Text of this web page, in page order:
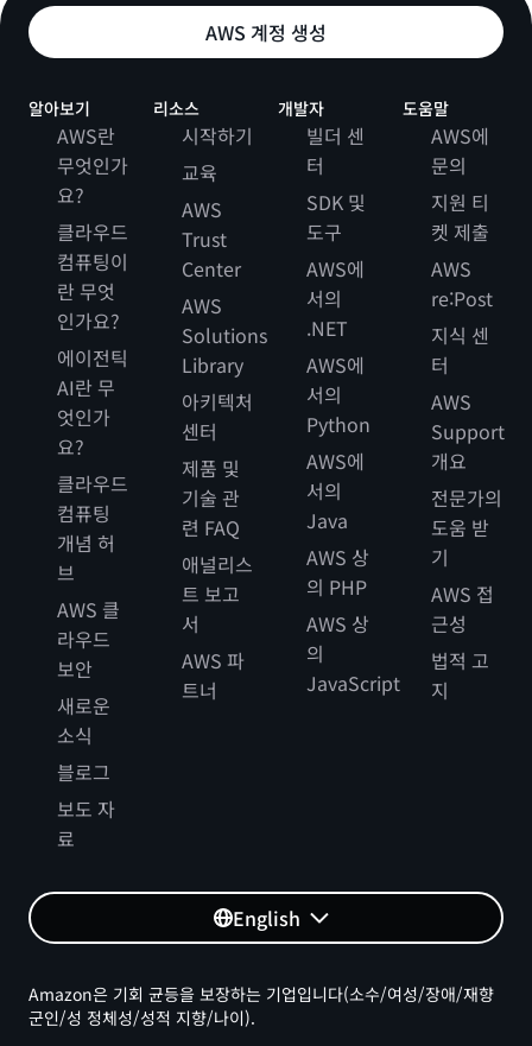
AWS 계정 생성
알아보기
AWS란
무엇인가
요?
클라우드
컴퓨팅이
란 무엇
인가요?
에이전틱
AI란 무
엇인가
요?
클라우드
컴퓨팅
개념 허
브
AWS 클
라우드
보안
새로운
소식
블로그
보도 자
료
리소스
시작하기
교육
AWS
Trust
Center
AWS
Solutions
Library
아키텍처
센터
제품 및
기술 관
련 FAQ
애널리스
트 보고
서
AWS 파
트너
개발자
빌더 센
터
SDK 및
도구
AWS에
서의
.NET
AWS에
서의
Python
AWS에
서의
Java
AWS 상
의 PHP
AWS 상
의
JavaScript
도움말
AWS에
문의
지원 티
켓 제출
AWS
re:Post
지식 센
터
AWS
Support
개요
전문가의
도움 받
기
AWS 접
근성
법적 고
지
English
Amazon은 기회 균등을 보장하는 기업입니다(소수/여성/장애/재향
군인/성 정체성/성적 지향/나이).